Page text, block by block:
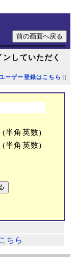
していただく
ーザー登録はこちら
(半角英数)
(半角英数)
ちら